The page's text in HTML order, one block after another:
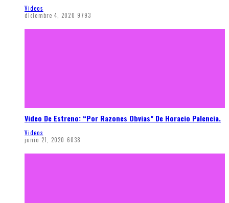
Videos
diciembre 4, 2020 9793
Video De Estreno: “Por Razones Obvias” De Horacio Palencia.
Videos
junio 21, 2020 6038